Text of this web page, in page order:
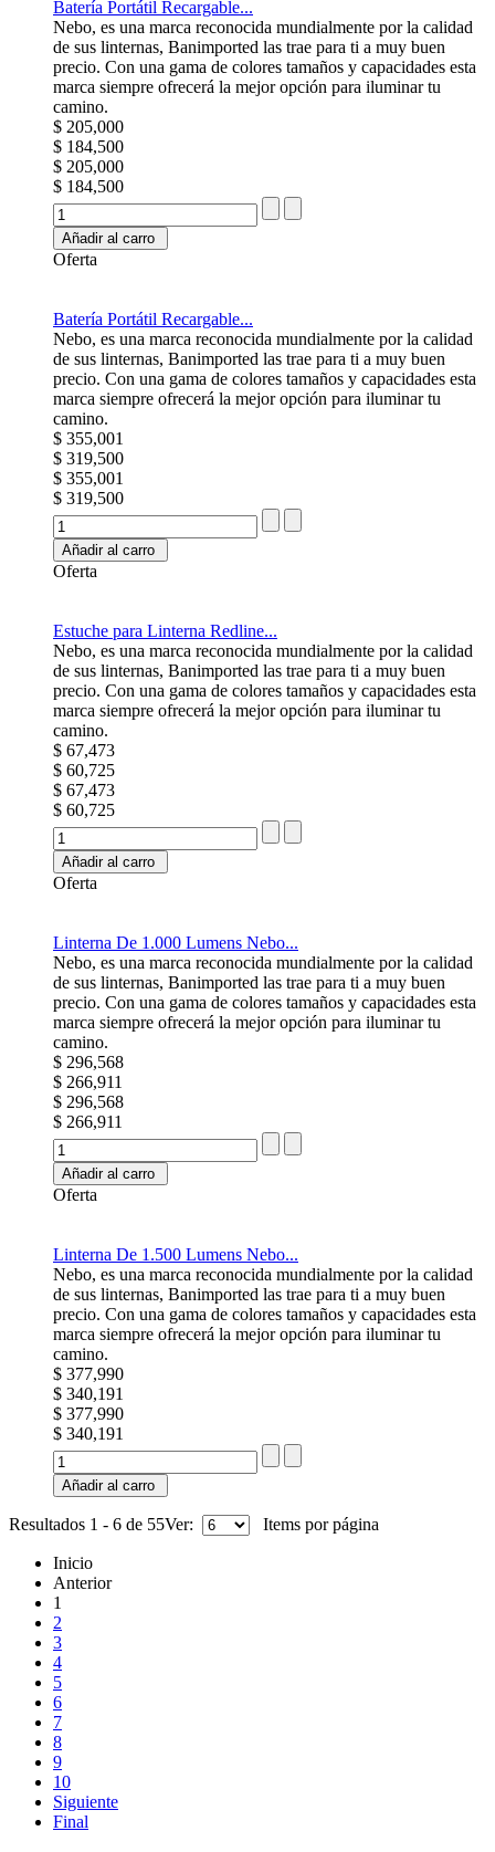
Batería Portátil Recargable...
Nebo, es una marca reconocida mundialmente por la calidad
de sus linternas, Banimported las trae para ti a muy buen
precio. Con una gama de colores tamaños y capacidades esta
marca siempre ofrecerá la mejor opción para iluminar tu
camino.
$ 205,000
$ 184,500
$ 205,000
$ 184,500
Añadir al carro
Oferta
Batería Portátil Recargable...
Nebo, es una marca reconocida mundialmente por la calidad
de sus linternas, Banimported las trae para ti a muy buen
precio. Con una gama de colores tamaños y capacidades esta
marca siempre ofrecerá la mejor opción para iluminar tu
camino.
$ 355,001
$ 319,500
$ 355,001
$ 319,500
Añadir al carro
Oferta
Estuche para Linterna Redline...
Nebo, es una marca reconocida mundialmente por la calidad
de sus linternas, Banimported las trae para ti a muy buen
precio. Con una gama de colores tamaños y capacidades esta
marca siempre ofrecerá la mejor opción para iluminar tu
camino.
$ 67,473
$ 60,725
$ 67,473
$ 60,725
Añadir al carro
Oferta
Linterna De 1.000 Lumens Nebo...
Nebo, es una marca reconocida mundialmente por la calidad
de sus linternas, Banimported las trae para ti a muy buen
precio. Con una gama de colores tamaños y capacidades esta
marca siempre ofrecerá la mejor opción para iluminar tu
camino.
$ 296,568
$ 266,911
$ 296,568
$ 266,911
Añadir al carro
Oferta
Linterna De 1.500 Lumens Nebo...
Nebo, es una marca reconocida mundialmente por la calidad
de sus linternas, Banimported las trae para ti a muy buen
precio. Con una gama de colores tamaños y capacidades esta
marca siempre ofrecerá la mejor opción para iluminar tu
camino.
$ 377,990
$ 340,191
$ 377,990
$ 340,191
Añadir al carro
Resultados 1 - 6 de 55Ver: Items por página
Inicio
Anterior
1
2
3
4
5
6
7
8
9
10
Siguiente
Final